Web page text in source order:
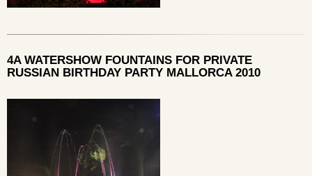
4A WATERSHOW FOUNTAINS FOR PRIVATE
RUSSIAN BIRTHDAY PARTY MALLORCA 2010